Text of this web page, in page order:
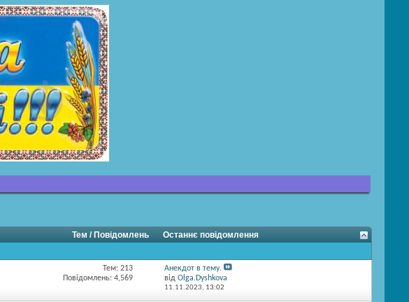
Тем / Повідомлень
Останнє повідомлення
Тем: 213
Повідомлень: 4,569
Анекдот в тему.
від Olga.Dyshkova
11.11.2023, 13:02